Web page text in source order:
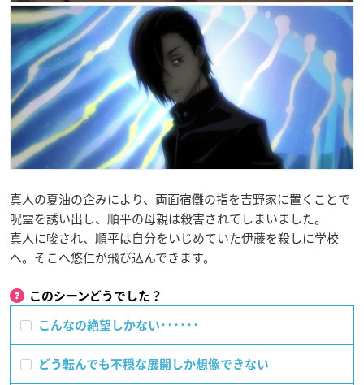
真人の夏油の企みにより、両面宿儺の指を吉野家に置くことで
呪霊を誘い出し、順平の母親は殺害されてしまいました。
真人に唆され、順平は自分をいじめていた伊藤を殺しに学校
へ。そこへ悠仁が飛び込んできます。
このシーンどうでした？
こんなの絶望しかない･･････
どう転んでも不穏な展開しか想像できない